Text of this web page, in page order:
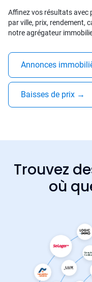
Affinez vos résultats avec
par ville, prix, rendement,
notre agrégateur
Annonces
Baisses de prix →
Trouvez
où